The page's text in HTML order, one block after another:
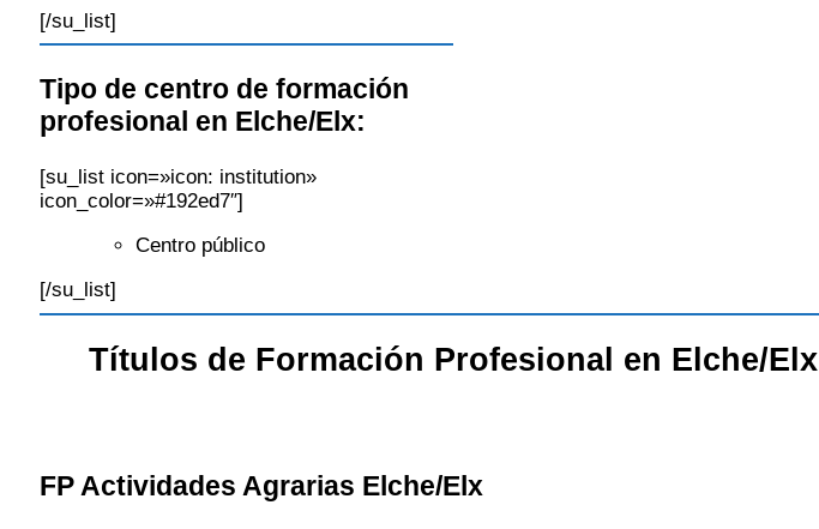
[/su_list]
Tipo de centro de formación
profesional en Elche/Elx:
[su_list icon=»icon: institution»
icon_color=»#192ed7″]
Centro público
[/su_list]
Títulos de Formación Profesional en Elche/Elx
FP Actividades Agrarias Elche/Elx